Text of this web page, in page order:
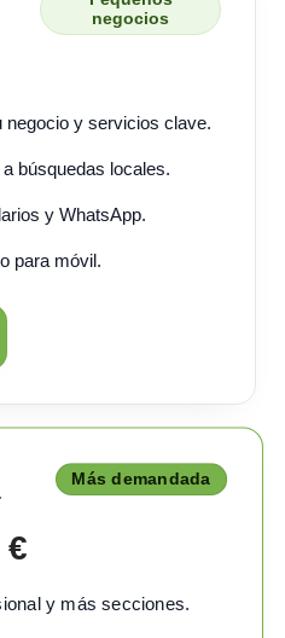
negocios
negocio y servicios clave.
búsquedas locales.
y WhatsApp.
para móvil.
Más demandada
€
y más secciones.